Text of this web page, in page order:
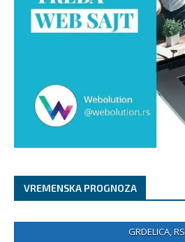
VREMENSKA PROGNOZA
GRDELICA, RS